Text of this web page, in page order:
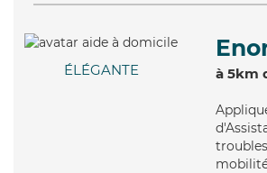
ÉLÉGANTE à 5km